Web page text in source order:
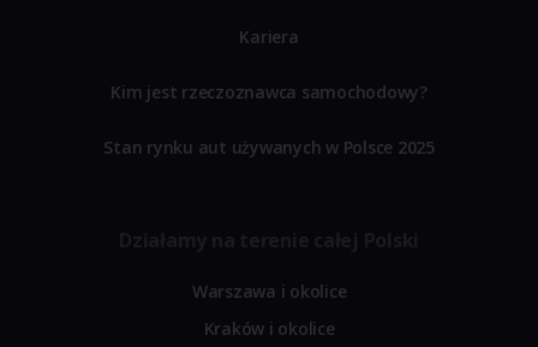
Kariera
Kim jest rzeczoznawca samochodowy?
Stan rynku aut używanych w Polsce 2025
Warszawa i okolice
Kraków i okolice